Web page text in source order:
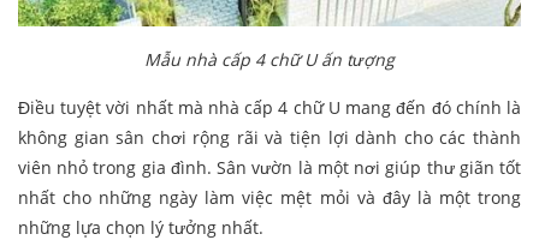
Mẫu nhà cấp 4 chữ U ấn tượng
Điều tuyệt vời nhất mà nhà cấp 4 chữ U mang đến đó chính là
không gian sân chơi rộng rãi và tiện lợi dành cho các thành
viên nhỏ trong gia đình. Sân vườn là một nơi giúp thư giãn tốt
nhất cho những ngày làm việc mệt mỏi và đây là một trong
những lựa chọn lý tưởng nhất.